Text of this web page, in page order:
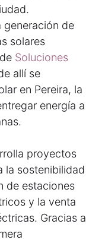
generación de
solares
Soluciones
allí se
en Pereira, la
energía a
proyectos
la sostenibilidad
de estaciones
y la venta
Gracias a